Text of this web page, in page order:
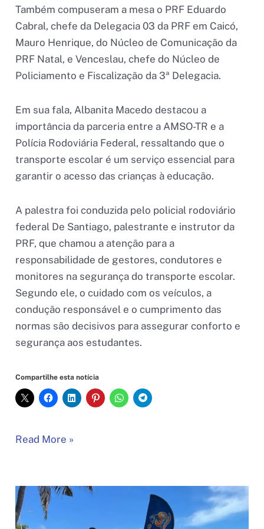
Também compuseram a mesa o PRF Eduardo
Cabral, chefe da Delegacia 03 da PRF em Caicó,
Mauro Henrique, do Núcleo de Comunicação da
PRF Natal, e Venceslau, chefe do Núcleo de
Policiamento e Fiscalização da 3ª Delegacia.
Em sua fala, Albanita Macedo destacou a
importância da parceria entre a AMSO-TR e a
Polícia Rodoviária Federal, ressaltando que o
transporte escolar é um serviço essencial para
garantir o acesso das crianças à educação.
A palestra foi conduzida pelo policial rodoviário
federal De Santiago, palestrante e instrutor da
PRF, que chamou a atenção para a
responsabilidade de gestores, condutores e
monitores na segurança do transporte escolar.
Segundo ele, o cuidado com os veículos, a
condução responsável e o cumprimento das
normas são decisivos para assegurar conforto e
segurança aos estudantes.
Compartilhe esta notícia
Capacitação
TR
e
PRF
Read More »